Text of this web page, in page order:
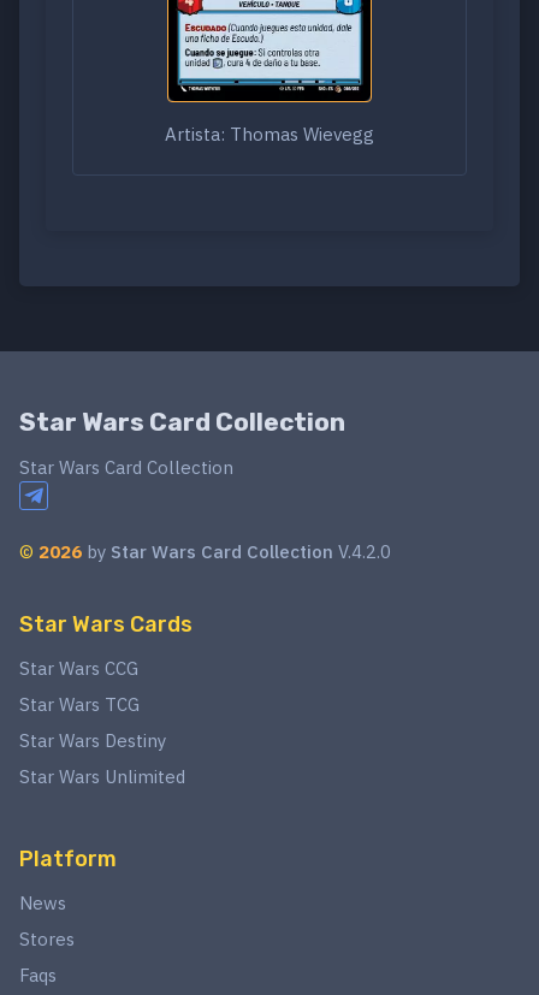
Artista: Thomas Wievegg
Star Wars Card Collection
Star Wars Card Collection
© 2026 by Star Wars Card Collection V.4.2.0
Star Wars Cards
Star Wars CCG
Star Wars TCG
Star Wars Destiny
Star Wars Unlimited
Platform
News
Stores
Faqs